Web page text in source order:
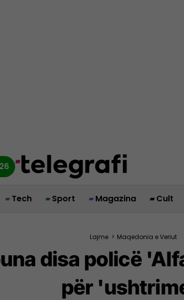
Tech Sport Magazina Cult
Lajme > Maqedonia e Veriut
disa policë
për